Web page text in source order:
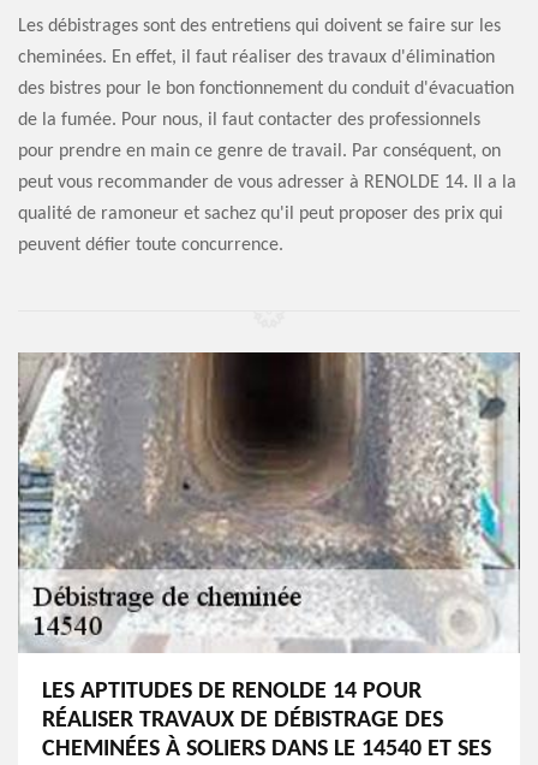
Les débistrages sont des entretiens qui doivent se faire sur les
cheminées. En effet, il faut réaliser des travaux d'élimination
des bistres pour le bon fonctionnement du conduit d'évacuation
de la fumée. Pour nous, il faut contacter des professionnels
pour prendre en main ce genre de travail. Par conséquent, on
peut vous recommander de vous adresser à RENOLDE 14. Il a la
qualité de ramoneur et sachez qu'il peut proposer des prix qui
peuvent défier toute concurrence.
LES APTITUDES DE RENOLDE 14 POUR
RÉALISER TRAVAUX DE DÉBISTRAGE DES
CHEMINÉES À SOLIERS DANS LE 14540 ET SES